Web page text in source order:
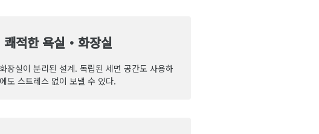
쾌적한 욕실・화장실
장실이 분리된 설계. 독립된 세면 공간도 사용하
도 스트레스 없이 보낼 수 있다.